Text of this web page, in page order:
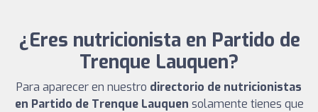
¿Eres nutricionista en Partido de
Trenque Lauquen?
Para aparecer en nuestro directorio de nutricionistas
en Partido de Trenque Lauquen solamente tienes que